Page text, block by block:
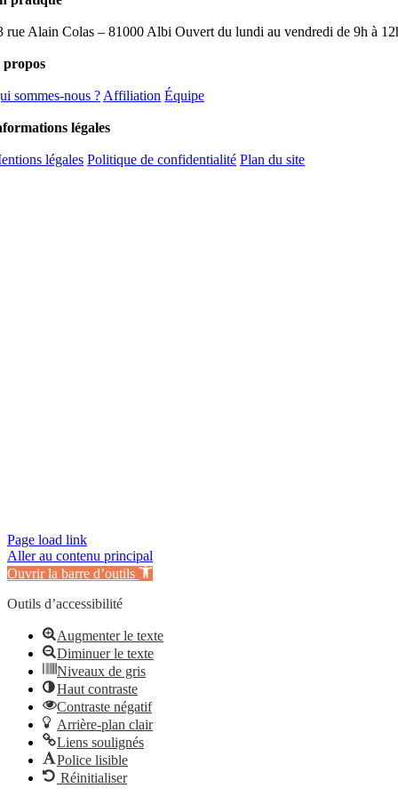
rue Alain Colas – 81000 Albi Ouvert du lundi au vendredi de 9h à
propos
sommes-nous ? Affiliation Équipe
légales
légales Politique de confidentialité Plan du site
Page load link
Aller au contenu principal
Ouvrir la barre d’outils
Outils d’accessibilité
Augmenter le texte
Diminuer le texte
Niveaux de gris
Haut contraste
Contraste négatif
Arrière-plan clair
Liens soulignés
Police lisible
Réinitialiser